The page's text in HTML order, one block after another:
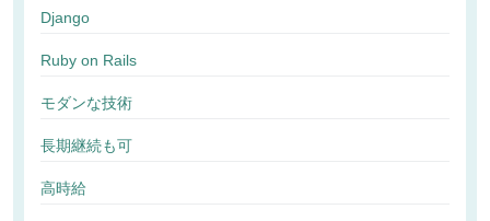
Django
Ruby on Rails
モダンな技術
長期継続も可
高時給